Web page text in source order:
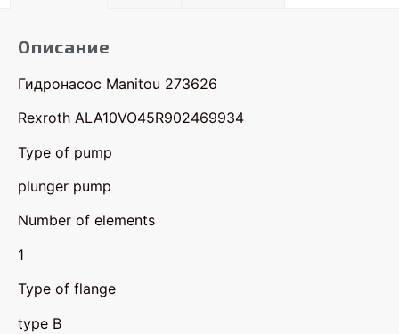
Описание
Гидронасос Manitou 273626
Rexroth ALA10VO45R902469934
Type of pump
plunger pump
Number of elements
1
Type of flange
type B